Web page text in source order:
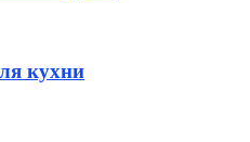
кухни